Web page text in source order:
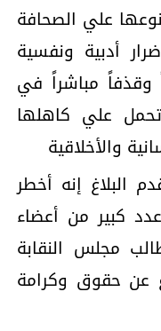
علي الصحافة
أدبية ونفسية
وقذفاً مباشراً في
علي كاهلها
والأخلاقية
البلاغ إنه أخطر
كبير من أعضاء
مجلس النقابة
عن حقوق وكرامة